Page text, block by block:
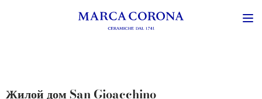
Жилой дом San Gioacchino